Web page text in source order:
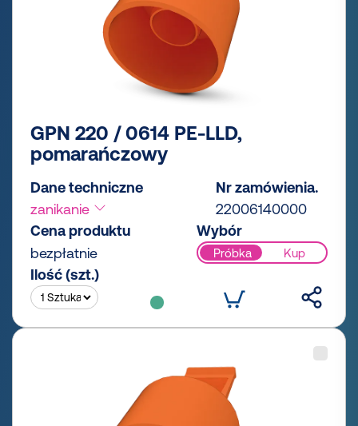
GPN 220 / 0614 PE-LLD,
pomarańczowy
Dane techniczne
zanikanie
Nr zamówienia.
22006140000
Cena produktu
bezpłatnie
Wybór
Próbka Kup
Ilość (szt.)